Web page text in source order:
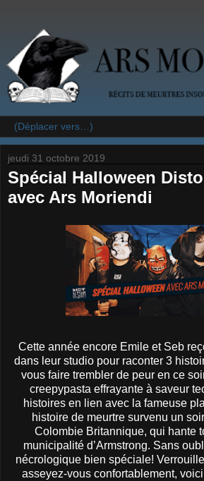
jeudi 31 octobre 2019
Spécial Halloween
avec Ars Moriendi
Cette année encore Emile et Seb
dans leur studio pour raconter 3
vous faire trembler de peur en ce
creepypasta effrayante à saveur
histoires en lien avec la fameuse
histoire de meurtre survenu un
Colombie Britannique, qui hante
municipalité d’Armstrong. Sans
nécrologique bien spéciale!
asseyez-vous confortablement,